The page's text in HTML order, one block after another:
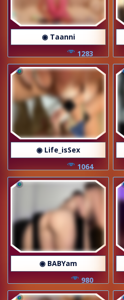
◉ Taanni
1283
◉ Life_isSex
1064
◉ BABYam
980